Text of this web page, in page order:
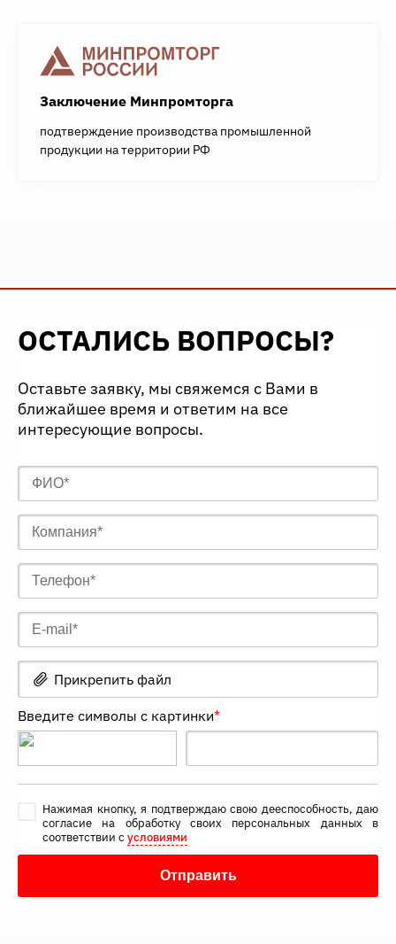
Заключение Минпромторга
подтверждение производства промышленной
продукции на территории РФ
ОСТАЛИСЬ ВОПРОСЫ?
Оставьте заявку, мы свяжемся с Вами в
ближайшее время и ответим на все
интересующие вопросы.
Прикрепить файл
Введите символы с картинки*
Нажимая кнопку, я подтверждаю свою дееспособность, даю
согласие на обработку своих персональных данных в
соответствии с условиями